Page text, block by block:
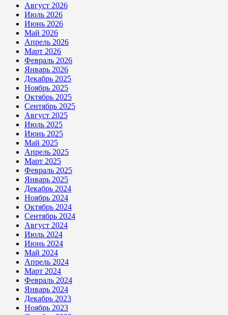
Август 2026
Июль 2026
Июнь 2026
Май 2026
Апрель 2026
Март 2026
Февраль 2026
Январь 2026
Декабрь 2025
Ноябрь 2025
Октябрь 2025
Сентябрь 2025
Август 2025
Июль 2025
Июнь 2025
Май 2025
Апрель 2025
Март 2025
Февраль 2025
Январь 2025
Декабрь 2024
Ноябрь 2024
Октябрь 2024
Сентябрь 2024
Август 2024
Июль 2024
Июнь 2024
Май 2024
Апрель 2024
Март 2024
Февраль 2024
Январь 2024
Декабрь 2023
Ноябрь 2023